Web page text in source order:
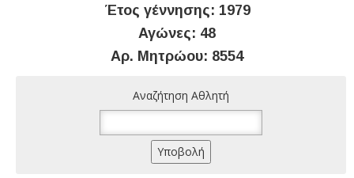
Έτος γέννησης: 1979
Αγώνες: 48
Αρ. Μητρώου: 8554
Αναζήτηση Αθλητή